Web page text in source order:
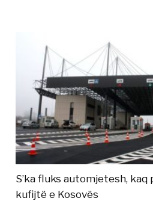
S’ka fluks automjetesh,
kufijtë e Kosovës